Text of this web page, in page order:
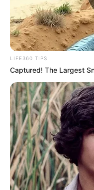
LIFE360 TIPS
Captured! The Largest